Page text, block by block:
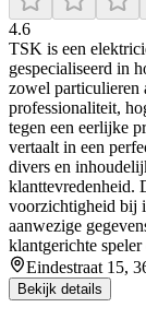
4.6
TSK is een
gespecialiseerd in
zowel
professionaliteit,
tegen een eerlijke
vertaalt in een
divers en
klanttevredenheid.
voorzichtigheid bij
aanwezige
klantgerichte
Eindestraat 15,
Bekijk details